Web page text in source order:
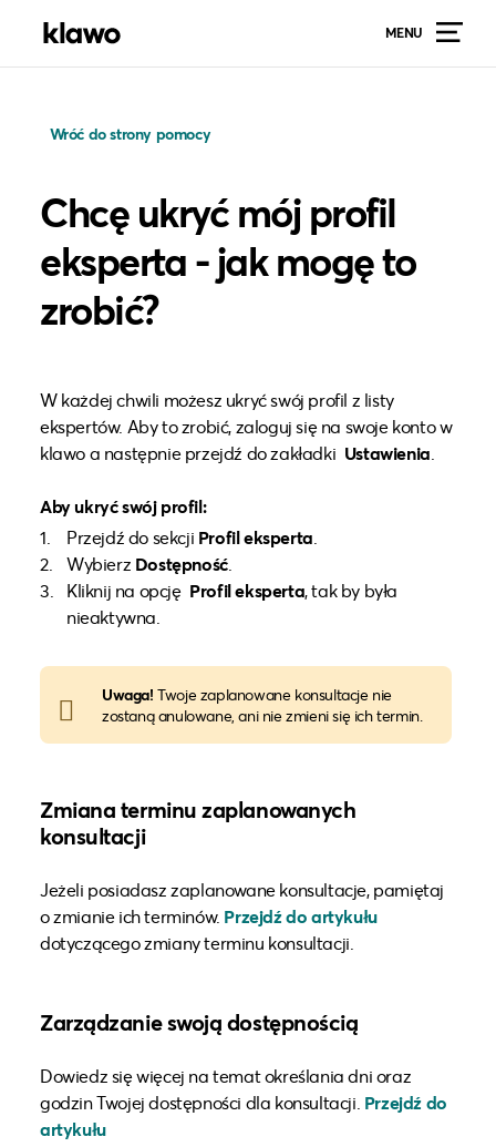
MENU
Wróć do strony pomocy
Chcę ukryć mój profil
eksperta - jak mogę to
zrobić?
W każdej chwili możesz ukryć swój profil z listy
ekspertów. Aby to zrobić, zaloguj się na swoje konto w
klawo a następnie przejdź do zakładki Ustawienia
Aby ukryć swój profil:
Przejdź do sekcji Profil eksperta
Wybierz Dostępność.
Kliknij na opcję Profil eksperta, tak by była
nieaktywna.
Uwaga! Twoje zaplanowane konsultacje nie
zostaną anulowane, ani nie zmieni się ich termin.
Zmiana terminu zaplanowanych
konsultacji
Jeżeli posiadasz zaplanowane konsultacje, pamiętaj
o zmianie ich terminów. Przejdź do artykułu
dotyczącego zmiany terminu konsultacji.
Zarządzanie swoją dostępnością
Dowiedz się więcej na temat określania dni oraz
godzin Twojej dostępności dla konsultacji. Przejdź do
artykułu